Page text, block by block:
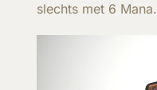
slechts met 6 Mana.